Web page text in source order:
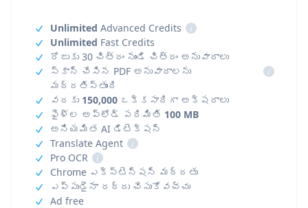
Unlimited Advanced Credits
i
Unlimited Fast Credits
రోజుకు 30 చిత్రం నుండి చిత్రం అనువాదాలు
స్కాన్ చేసిన PDF అనువాదాలను
మద్దతిస్తుంది
i
వరకు 150,000 ఒక్కసారిగా అక్షరాలు
ఫైళ్ల అప్‌లోడ్ పరిమితి 100 MB
అనియమిత AI డిటెక్షన్
Translate Agent
i
Pro OCR
i
Chrome ఎక్స్‌టెన్షన్ మద్దతు
ఎప్పుడైనా రద్దు చేసుకోవచ్చు
Ad free